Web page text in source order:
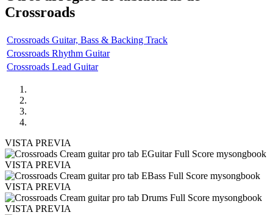
Crossroads
Crossroads Guitar, Bass & Backing Track
Crossroads Rhythm Guitar
Crossroads Lead Guitar
VISTA PREVIA
VISTA PREVIA
VISTA PREVIA
VISTA PREVIA